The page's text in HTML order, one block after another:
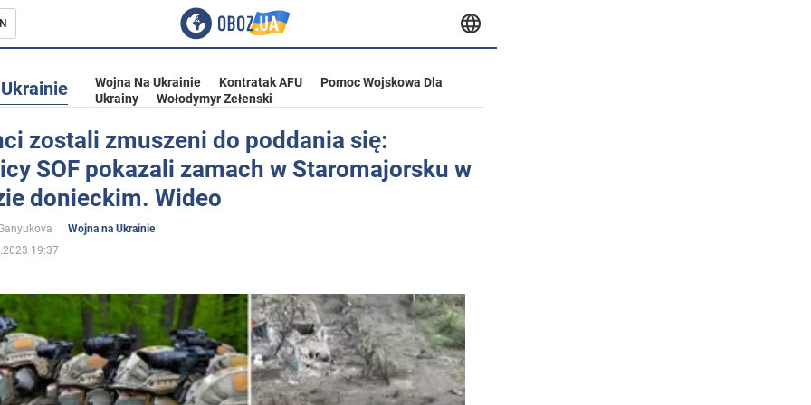
Ukrainie
Wojna Na Ukrainie Kontratak AFU
Pomoc Wojskowa Dla
Ukrainy
Wołodymyr Zełenski
zostali zmuszeni do poddania się:
SOF pokazali zamach w Staromajorsku w
donieckim. Wideo
Wojna na Ukrainie
19:37